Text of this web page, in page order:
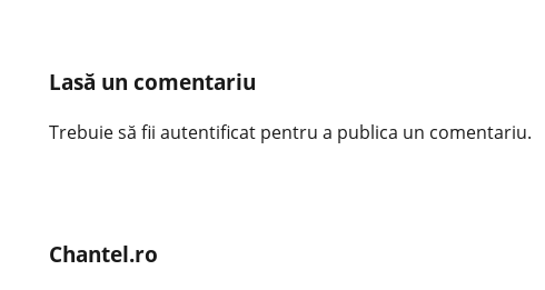
Lasă un comentariu
Trebuie să fii autentificat pentru a publica un comentariu.
Chantel.ro